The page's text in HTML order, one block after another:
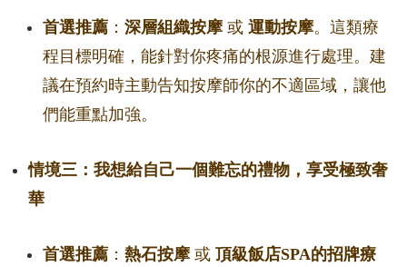
首選推薦 ： 深層組織按摩或 運動按摩。這類療
程目標明確，能針對你疼痛的根源進行處理。建
議在預約時主動告知按摩師你的不適區域，讓他
們能重點加強。
情境三：我想給自己一個難忘的禮物，享受極致奢
華
首選推薦 ： 熱石按摩或 頂級飯店SPA的招牌療